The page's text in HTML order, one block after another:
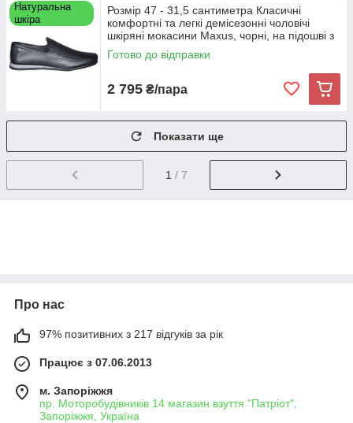
Натуральна
шкіра
Розмір 47 - 31,5 сантиметра Класичні
комфортні та легкі демісезонні чоловічі
шкіряні мокасини Maxus, чорні, на підошві з
піни
Готово до відправки
2 795 ₴/пара
Показати ще
1 / 7
Про нас
97% позитивних з 217 відгуків за рік
Працює з 07.06.2013
м. Запоріжжя
пр. Моторобудівників 14 магазин взуття "Патріот",
Запоріжжя, Україна